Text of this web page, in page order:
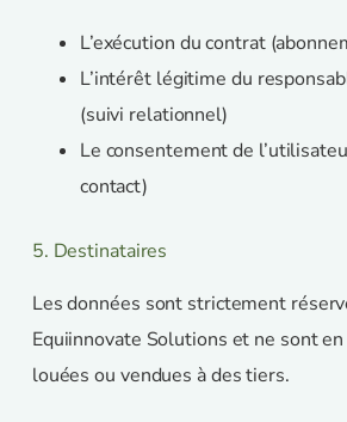
L’exécution du contrat
L’intérêt légitime du
(suivi relationnel)
Le consentement de
contact)
5. Destinataires
Les données sont strictement
Equiinnovate Solutions et ne sont en
louées ou vendues à des tiers.